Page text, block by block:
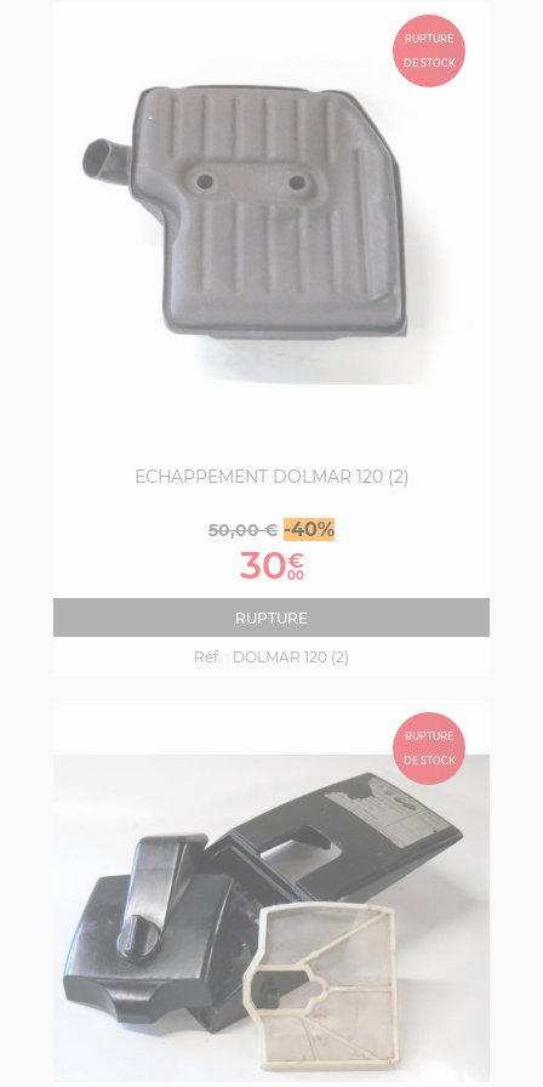
ECHAPPEMENT DOLMAR 120 (2)
Prix
base
50,00 € -40%Prix
30€
00
RUPTURE
Réf. : DOLMAR 120 (2)
RUPTURE
DE STOCK
RUPTURE
DE STOCK